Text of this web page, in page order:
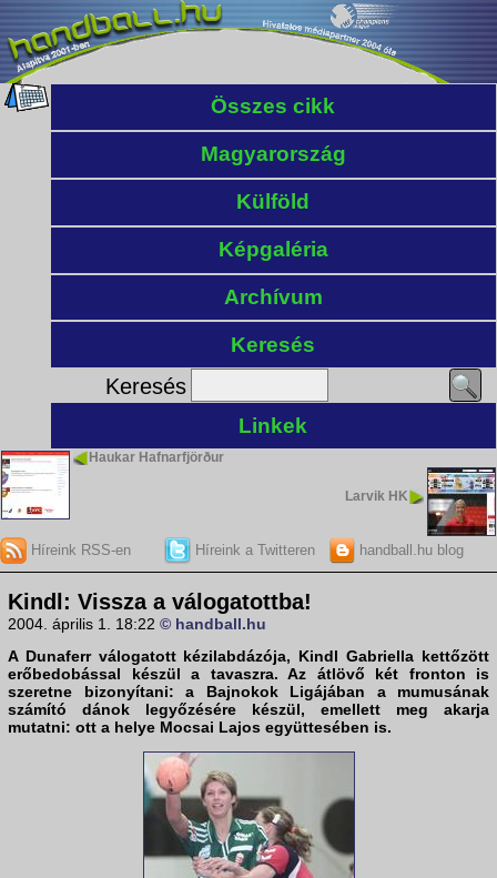
Összes cikk
Magyarország
Külföld
Képgaléria
Archívum
Keresés
Keresés
Linkek
Haukar Hafnarfjörður
Larvik HK
Híreink RSS-en Híreink a Twitteren handball.hu blog
Kindl: Vissza a válogatottba!
2004. április 1. 18:22 © handball.hu
A Dunaferr válogatott kézilabdázója, Kindl Gabriella kettőzött
erőbedobással készül a tavaszra. Az átlövő két fronton is
szeretne bizonyítani: a Bajnokok Ligájában a mumusának
számító dánok legyőzésére készül, emellett meg akarja
mutatni: ott a helye Mocsai Lajos együttesében is.